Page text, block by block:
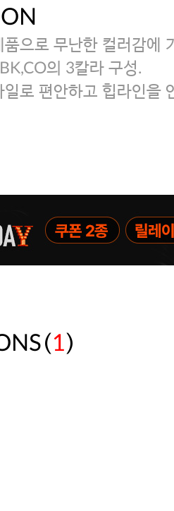
품으로 무난한 컬러감에
의 3칼라 구성.
로 편안하고 힙라인을
(1)